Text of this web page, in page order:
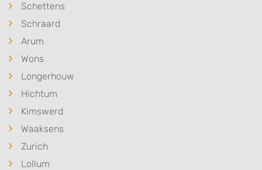
Schettens
Schraard
Arum
Wons
Longerhouw
Hichtum
Kimswerd
Waaksens
Zurich
Lollum